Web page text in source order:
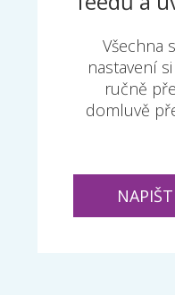
Všechna
nastavení
ručně
domluvě